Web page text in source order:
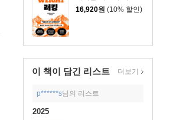
16,920원 (10% 할인)
이 책이 담긴 리스트 더보기
p******s님의 리스트
2025